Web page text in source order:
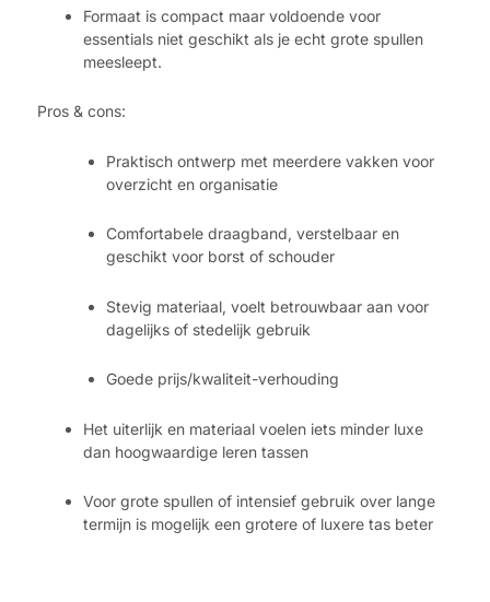
Formaat is compact maar voldoende voor
essentials niet geschikt als je echt grote spullen
meesleept.
Pros & cons:
Praktisch ontwerp met meerdere vakken voor
overzicht en organisatie
Comfortabele draagband, verstelbaar en
geschikt voor borst of schouder
Stevig materiaal, voelt betrouwbaar aan voor
dagelijks of stedelijk gebruik
Goede prijs/kwaliteit-verhouding
Het uiterlijk en materiaal voelen iets minder luxe
dan hoogwaardige leren tassen
Voor grote spullen of intensief gebruik over lange
termijn is mogelijk een grotere of luxere tas beter